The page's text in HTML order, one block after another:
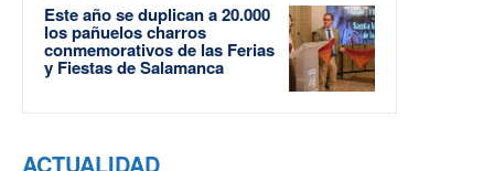
Este año se duplican a 20.000
los pañuelos charros
conmemorativos de las Ferias
y Fiestas de Salamanca
ACTUALIDAD